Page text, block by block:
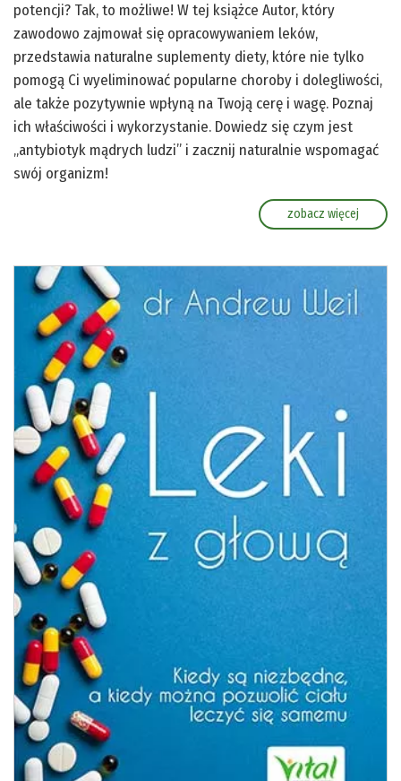
potencji? Tak, to możliwe! W tej książce Autor, który
zawodowo zajmował się opracowywaniem leków,
przedstawia naturalne suplementy diety, które nie tylko
pomogą Ci wyeliminować popularne choroby i dolegliwości,
ale także pozytywnie wpłyną na Twoją cerę i wagę. Poznaj
ich właściwości i wykorzystanie. Dowiedz się czym jest
„antybiotyk mądrych ludzi” i zacznij naturalnie wspomagać
swój organizm!
zobacz więcej